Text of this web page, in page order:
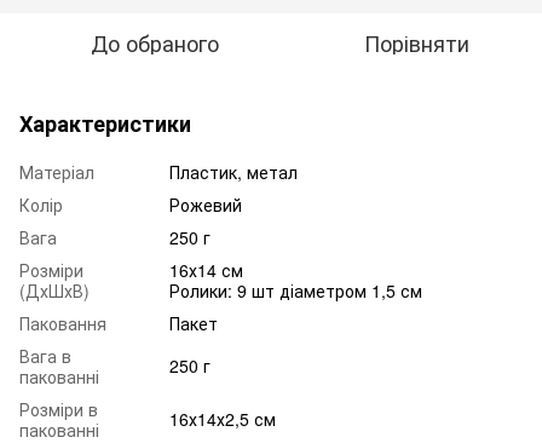
До обраного Порівняти
Характеристики
Матеріал
Пластик, метал
Колір
Рожевий
Вага
250 г
Розміри
(ДхШхВ)
16х14 см
Ролики: 9 шт діаметром 1,5 см
Паковання
Пакет
Вага в
пакованні
250 г
Розміри в
пакованні
16х14х2,5 см